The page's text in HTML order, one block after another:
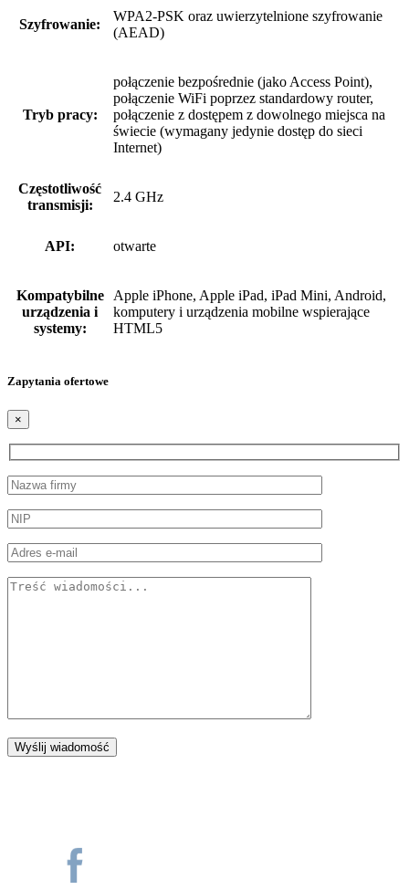
Szyfrowanie:
WPA2-PSK oraz uwierzytelnione szyfrowanie
(AEAD)
Tryb pracy:
połączenie bezpośrednie (jako Access Point),
połączenie WiFi poprzez standardowy router,
połączenie z dostępem z dowolnego miejsca na
świecie (wymagany jedynie dostęp do sieci
Internet)
Częstotliwość
transmisji:
2.4 GHz
API: otwarte
Kompatybilne
urządzenia i
systemy:
Apple iPhone, Apple iPad, iPad Mini, Android,
komputery i urządzenia mobilne wspierające
HTML5
Zapytania ofertowe
×